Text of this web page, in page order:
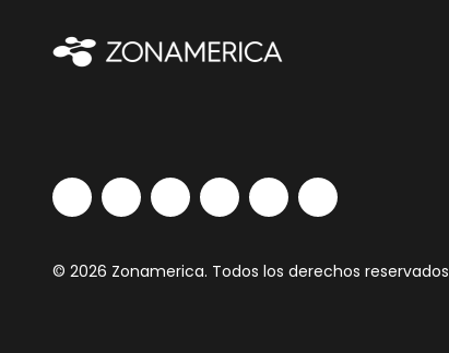
© 2026 Zonamerica. Todos los derechos reservados